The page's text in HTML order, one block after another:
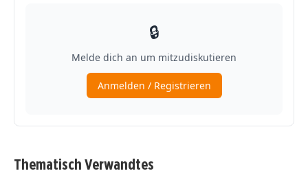
Thematisch Verwandtes